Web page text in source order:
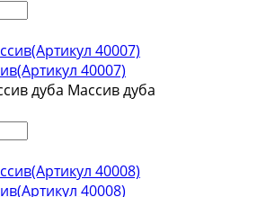
40007)
дуба Массив дуба
40008)